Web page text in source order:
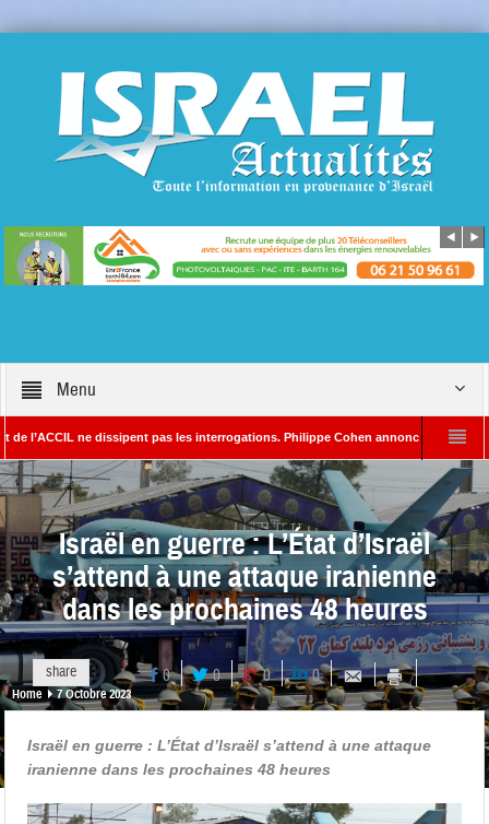
Menu
ne dissipent pas les interrogations. Philippe Cohen annonce se réserver le
– Rédacteur en chef d’Israël Actualités L’Iran menace de frapper Tel-Aviv
Israël en guerre : L’État d’Israël
s’attend à une attaque iranienne
dans les prochaines 48 heures
share 0 0 0 0
Home 7 Octobre 2023
Israël en guerre : L’État d’Israël s’attend à une attaque
iranienne dans les prochaines 48 heures